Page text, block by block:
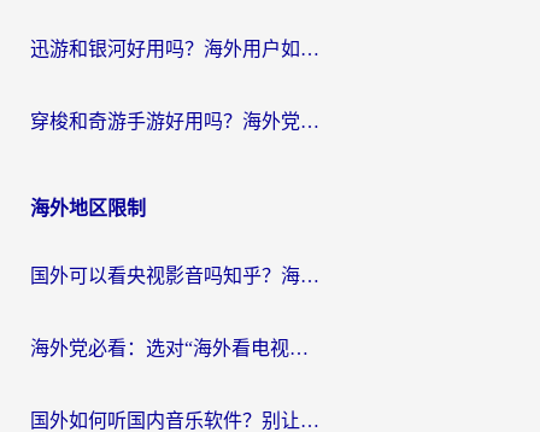
迅游和银河好用吗？海外用户如何选择回国加速器实现无缝访问国内资源
穿梭和奇游手游好用吗？海外党亲测3款回国加速器，附蜜蜂加速器七天试用攻略
海外地区限制
国外可以看央视影音吗知乎？海外党亲测有效的回国加速方案
海外党必看：选对“海外看电视剧软件”，再也不用愁国内剧刷不了
国外如何听国内音乐软件？别让地域限制，断了你的中文歌单